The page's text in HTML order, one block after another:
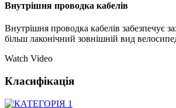
Внутрішня проводка кабелів
Внутрішня проводка кабелів забезпечує
більш лаконічний зовнішній вид
Watch Video
Класифікація